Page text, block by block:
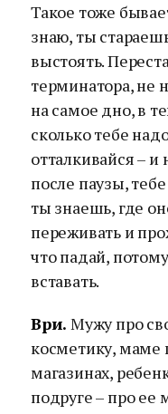
Такое тоже
знаю, ты
выстоять.
терминатора, не
на самое дно, в
сколько тебе
отталкивайся – и
после паузы,
ты знаешь, где
переживать и
что падай,
вставать.
Ври. Мужу про
косметику, маме
магазинах,
подруге – про ее